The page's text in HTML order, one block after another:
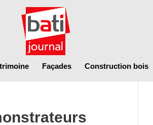
Façades Construction bois